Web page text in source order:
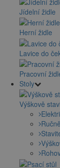
Jídelní židle
Herní židle
Lavice do
Pracovní
Stoly
Výškově